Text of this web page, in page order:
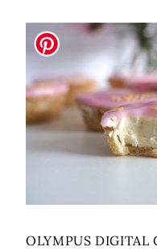
OLYMPUS DIGITAL